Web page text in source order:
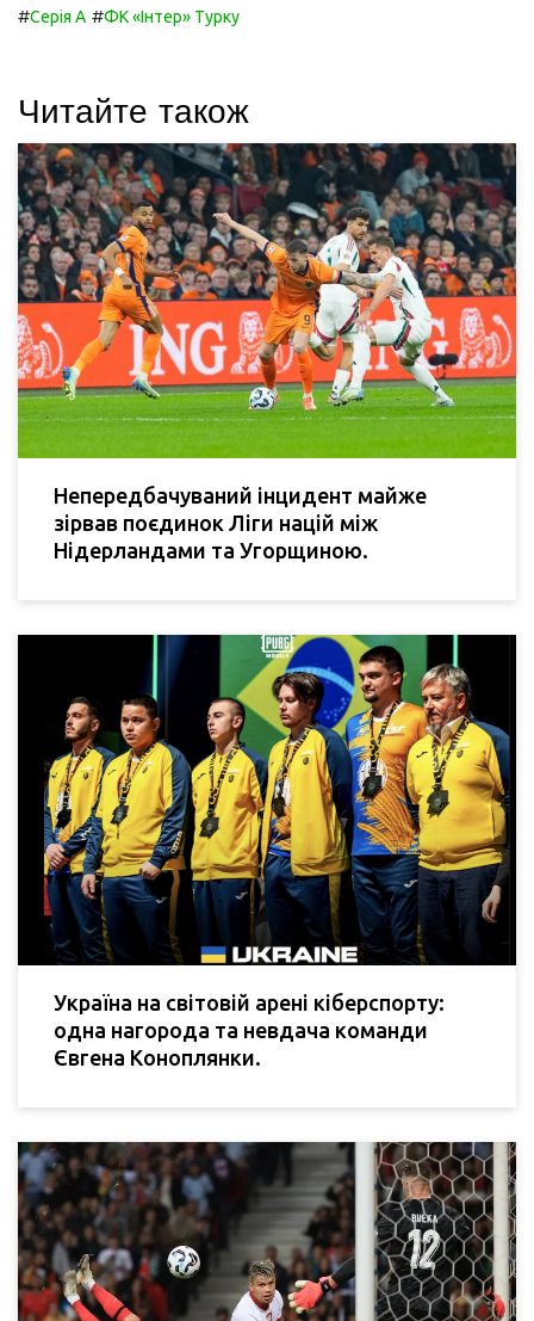
#Серія А #ФК «Інтер» Турку
Читайте також
Непередбачуваний інцидент майже
зірвав поєдинок Ліги націй між
Нідерландами та Угорщиною.
Україна на світовій арені кіберспорту:
одна нагорода та невдача команди
Євгена Коноплянки.